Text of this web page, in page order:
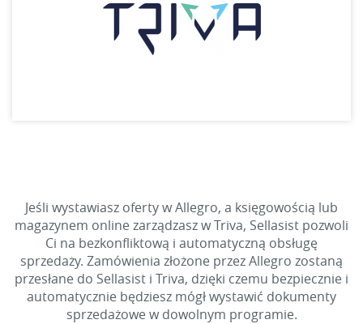
Jeśli wystawiasz oferty w Allegro, a księgowością lub
magazynem online zarządzasz w Triva, Sellasist pozwoli
Ci na bezkonfliktową i automatyczną obsługę
sprzedaży. Zamówienia złożone przez Allegro zostaną
przesłane do Sellasist i Triva, dzięki czemu bezpiecznie i
automatycznie będziesz mógł wystawić dokumenty
sprzedażowe w dowolnym programie.